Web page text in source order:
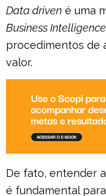
Data driven é uma
Business Intelligence
procedimentos de
valor.
De fato, entender
é fundamental